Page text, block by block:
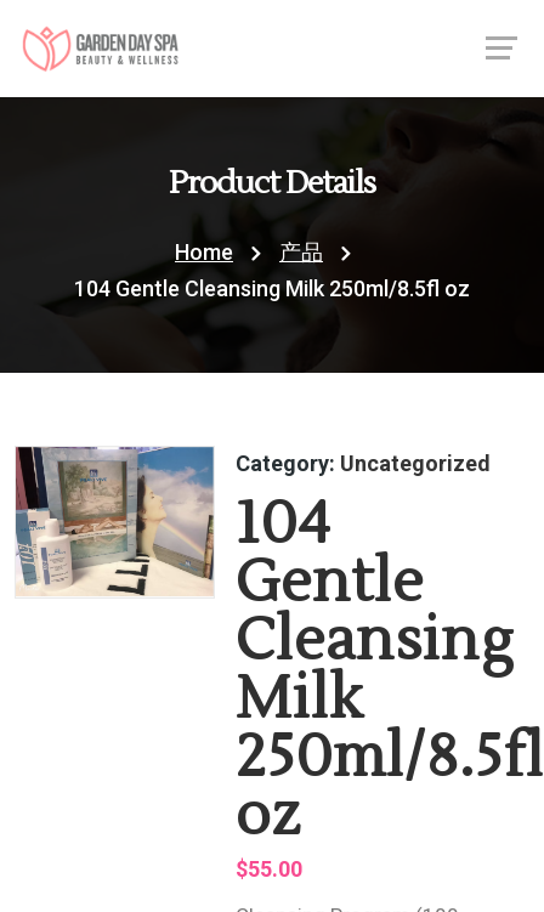
Product Details
Home
产品
104 Gentle Cleansing Milk 250ml/8.5fl oz
Category: Uncategorized
104
Gentle
Cleansing
Milk
250ml/8.5fl
oz
$55.00